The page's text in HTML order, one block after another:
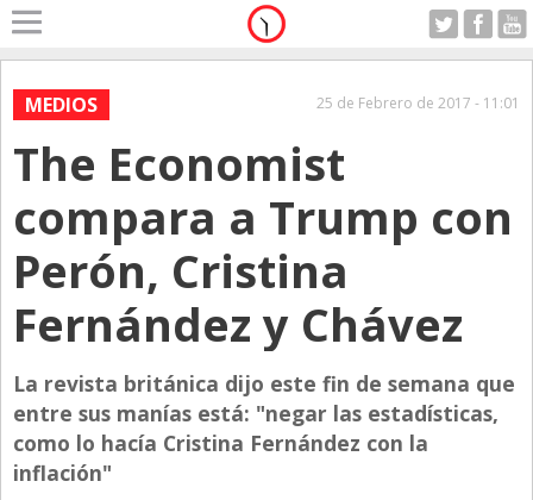
Home
A Motor
Alerta
Anticipo
Campo
Carrera & Emprendedores
Club House
Con Estilo
De Bolsillo
Diarios de Argentina
MEDIOS 25 de Febrero de 2017 - 11:01
The Economist
compara a Trump con
Perón, Cristina
Fernández y Chávez
La revista británica dijo este fin de semana que
entre sus manías está: "negar las estadísticas,
como lo hacía Cristina Fernández con la
inflación"